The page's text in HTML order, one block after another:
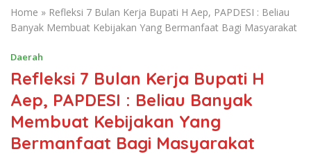
Home » Refleksi 7 Bulan Kerja Bupati H Aep, PAPDESI : Beliau
Banyak Membuat Kebijakan Yang Bermanfaat Bagi Masyarakat
Daerah
Refleksi 7 Bulan Kerja Bupati H
Aep, PAPDESI : Beliau Banyak
Membuat Kebijakan Yang
Bermanfaat Bagi Masyarakat